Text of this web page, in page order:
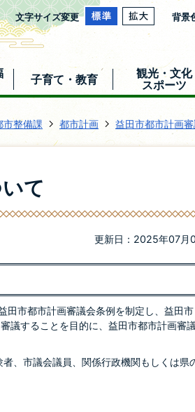
文字サイズ変更 背景
子育て・教育
観光・文化
スポーツ
市整備課 都市計画 益田市都市計画
て
更新日：2025年07月
田市都市計画審議会条例を制定し、益田市
議することを目的に、益田市都市計画審議
、市議会議員、関係行政機関もしくは県